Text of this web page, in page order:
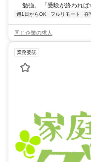
勉強。 「受験が終われ
週1日からOK フルリモート 在
同じ企業の求人
業務委託